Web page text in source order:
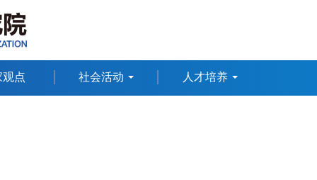
观点 社会活动 人才培养